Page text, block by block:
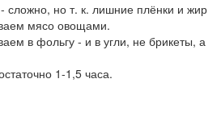
сложно, но т. к. лишние плёнки и жир
мясо овощами.
в фольгу - и в угли, не брикеты, а
1-1,5 часа.